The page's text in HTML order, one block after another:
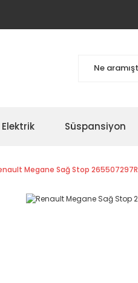
Elektrik Süspansiyon
Megane Sağ Stop 265507297R